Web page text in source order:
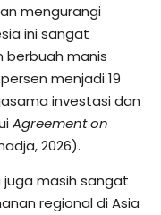
mengurangi
ini sangat
berbuah manis
menjadi 19
investasi dan
Agreement on
2026).
juga masih sangat
regional di Asia